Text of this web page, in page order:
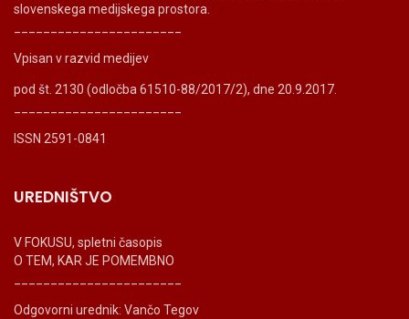
slovenskega medijskega prostora.
Vpisan v razvid medijev
pod št. 2130 (odločba 61510-88/2017/2), dne 20.9.2017.
ISSN 2591-0841
UREDNIŠTVO
V FOKUSU, spletni časopis
O TEM, KAR JE POMEMBNO
Odgovorni urednik: Vančo Tegov